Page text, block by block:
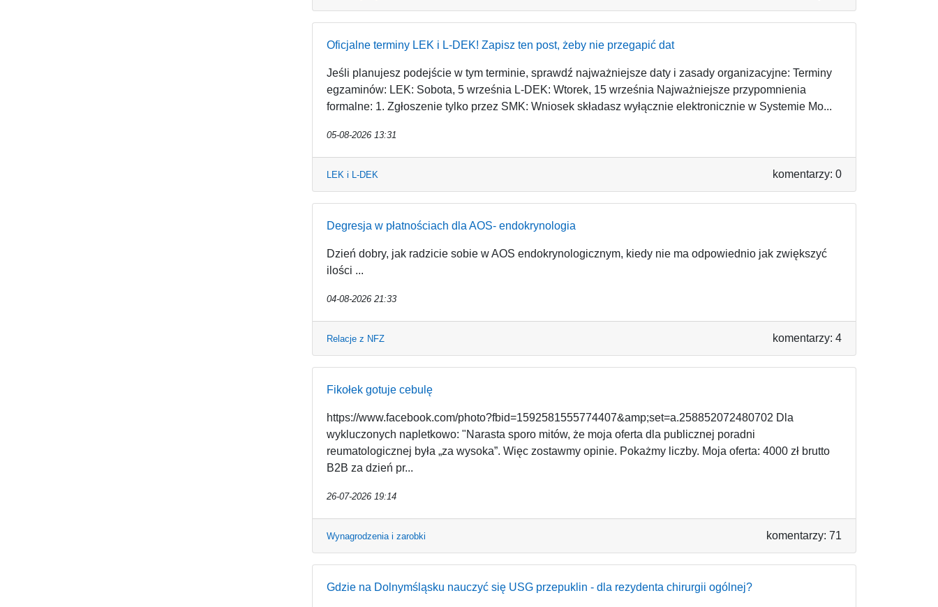
Oficjalne terminy LEK i L-DEK! Zapisz ten post, żeby nie przegapić dat
Jeśli planujesz podejście w tym terminie, sprawdź najważniejsze daty i zasady organizacyjne: Terminy
egzaminów: LEK: Sobota, 5 września L-DEK: Wtorek, 15 września Najważniejsze przypomnienia
formalne: 1. Zgłoszenie tylko przez SMK: Wniosek składasz wyłącznie elektronicznie w Systemie Mo...
05-08-2026 13:31
LEK i L-DEK komentarzy: 0
Degresja w płatnościach dla AOS- endokrynologia
Dzień dobry, jak radzicie sobie w AOS endokrynologicznym, kiedy nie ma odpowiednio jak zwiększyć
ilości ...
04-08-2026 21:33
Relacje z NFZ komentarzy: 4
Fikołek gotuje cebulę
https://www.facebook.com/photo?fbid=1592581555774407&amp;set=a.258852072480702 Dla
wykluczonych napletkowo: "Narasta sporo mitów, że moja oferta dla publicznej poradni
reumatologicznej była „za wysoka”. Więc zostawmy opinie. Pokażmy liczby. Moja oferta: 4000 zł brutto
B2B za dzień pr...
26-07-2026 19:14
Wynagrodzenia i zarobki komentarzy: 71
Gdzie na Dolnymśląsku nauczyć się USG przepuklin - dla rezydenta chirurgii ogólnej?